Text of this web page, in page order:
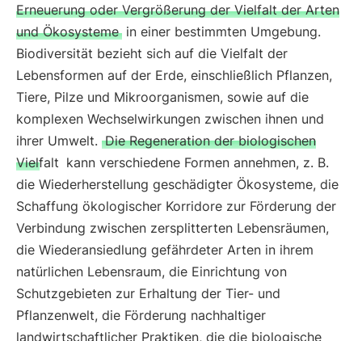
Erneuerung oder Vergrößerung der Vielfalt der Arten
und Ökosysteme in einer bestimmten Umgebung.
Biodiversität bezieht sich auf die Vielfalt der
Lebensformen auf der Erde, einschließlich Pflanzen,
Tiere, Pilze und Mikroorganismen, sowie auf die
komplexen Wechselwirkungen zwischen ihnen und
ihrer Umwelt. Die Regeneration der biologischen
Vielfalt kann verschiedene Formen annehmen, z. B.
die Wiederherstellung geschädigter Ökosysteme, die
Schaffung ökologischer Korridore zur Förderung der
Verbindung zwischen zersplitterten Lebensräumen,
die Wiederansiedlung gefährdeter Arten in ihrem
natürlichen Lebensraum, die Einrichtung von
Schutzgebieten zur Erhaltung der Tier- und
Pflanzenwelt, die Förderung nachhaltiger
landwirtschaftlicher Praktiken, die die biologische